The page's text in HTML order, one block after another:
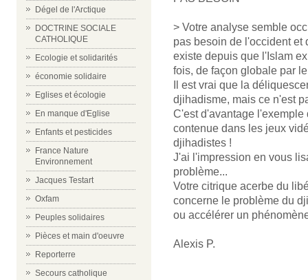
Dégel de l'Arctique
DOCTRINE SOCIALE
CATHOLIQUE
Ecologie et solidarités
économie solidaire
Eglises et écologie
En manque d'Eglise
Enfants et pesticides
France Nature
Environnement
Jacques Testart
Oxfam
Peuples solidaires
Pièces et main d'oeuvre
Reporterre
Secours catholique
> Votre analyse semble
pas besoin de l'occident et
existe depuis que l'Islam
fois, de façon globale par
Il est vrai que la
djihadisme, mais ce n'est
C'est d'avantage
contenue dans les jeux
djihadistes !
J'ai l'impression en vous
problème...
Votre citrique acerbe du
concerne le problème du
ou accélérer un
Alexis P.